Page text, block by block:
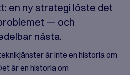
en ny strategi löste det
— och
nästa.
är inte en historia om
är en historia om